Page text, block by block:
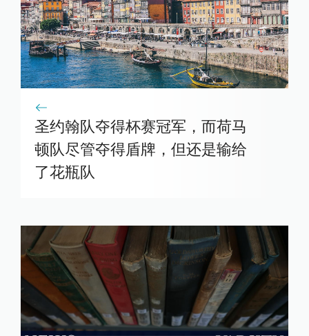
圣约翰队夺得杯赛冠军，而荷马
顿队尽管夺得盾牌，但还是输给
了花瓶队